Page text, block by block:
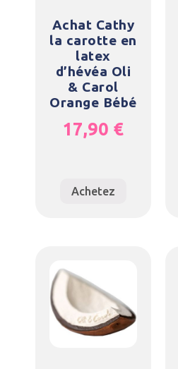
Achat Cathy
la carotte en
latex
d’hévéa Oli
& Carol
Orange Bébé
17,90 €
Achetez